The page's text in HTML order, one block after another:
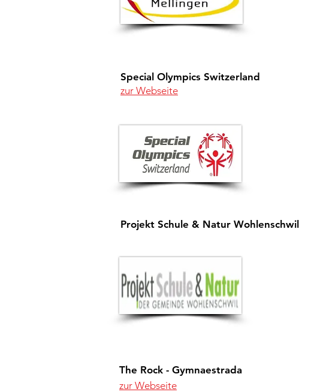
Special Olympics Switzerland
zur Webseite
Projekt Schule & Natur Wohlenschwil
The Rock - Gymnaestrada
zur Webseite